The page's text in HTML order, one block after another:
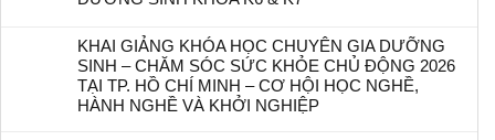
KHAI GIẢNG KHÓA HỌC CHUYÊN GIA DƯỠNG
SINH – CHĂM SÓC SỨC KHỎE CHỦ ĐỘNG 2026
TẠI TP. HỒ CHÍ MINH – CƠ HỘI HỌC NGHỀ,
HÀNH NGHỀ VÀ KHỞI NGHIỆP